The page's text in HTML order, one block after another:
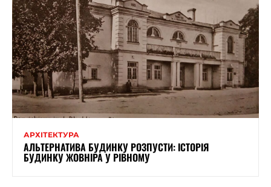
АРХІТЕКТУРА
АЛЬТЕРНАТИВА БУДИНКУ РОЗПУСТИ: ІСТОРІЯ
БУДИНКУ ЖОВНІРА У РІВНОМУ